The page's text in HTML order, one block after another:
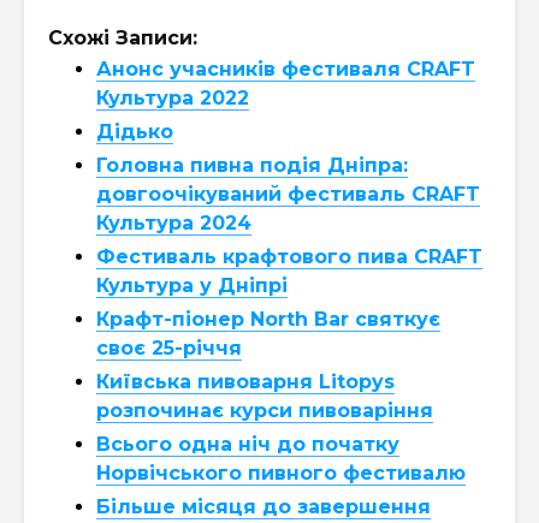
Схожі Записи:
Анонс учасників фестиваля CRAFT
Культура 2022
Дідько
Головна пивна подія Дніпра:
довгоочікуваний фестиваль CRAFT
Культура 2024
Фестиваль крафтового пива CRAFT
Культура у Дніпрі
Крафт-піонер North Bar святкує
своє 25-річчя
Київська пивоварня Litopys
розпочинає курси пивоваріння
Всього одна ніч до початку
Норвічського пивного фестивалю
Більше місяця до завершення